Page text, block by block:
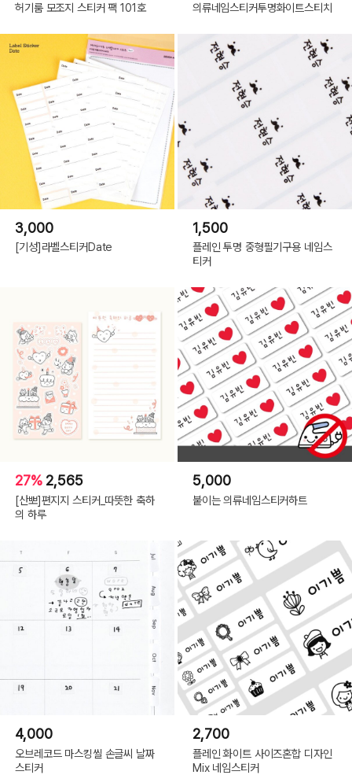
허기룸 모조지 스티커 팩 101호 의류네임스티커투명화이트스티치
3,000
[기성]라벨스티커Date
1,500
플레인 투명 중형필기구용 네임스
티커
27% 2,565
[산뽀]편지지 스티커_따뜻한 축하
의 하루
5,000
붙이는 의류네임스티커하트
4,000
오브레코드 마스킹씰 손글씨 날짜
스티커
2,700
플레인 화이트 사이즈혼합 디자인
Mix 네임스티커